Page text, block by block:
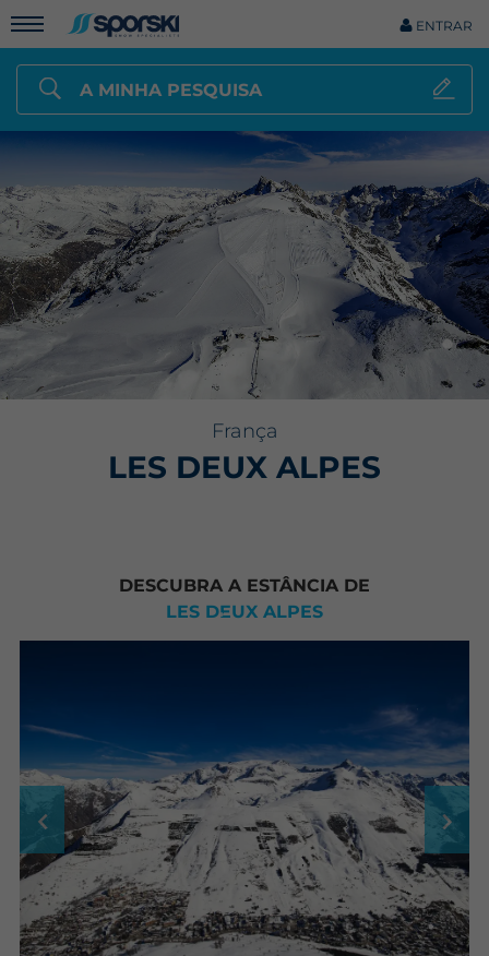
ENTRAR
A MINHA PESQUISA
França
LES DEUX ALPES
DESCUBRA A ESTÂNCIA DE
LES DEUX ALPES